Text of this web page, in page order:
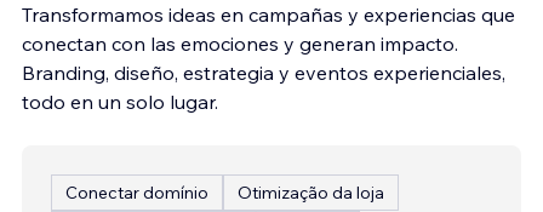
Transformamos ideas en campañas y experiencias que
conectan con las emociones y generan impacto.
Branding, diseño, estrategia y eventos experienciales,
todo en un solo lugar.
Conectar domínio
Otimização da loja